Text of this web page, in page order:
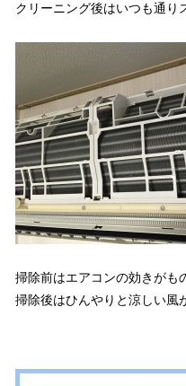
クリーニング後はいつも通り
掃除前はエアコンの効きがも
掃除後はひんやりと涼しい風